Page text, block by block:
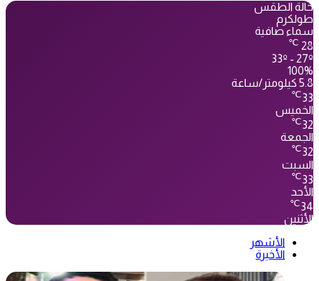
حالة الطقس
طولكرم
سماء صافية
28
℃
33º - 27º
100%
5.8 كيلومتر/ساعة
33
℃
الخميس
32
℃
الجمعة
32
℃
السبت
33
℃
الأحد
34
℃
الأثنين
الأشهر
الأخيرة